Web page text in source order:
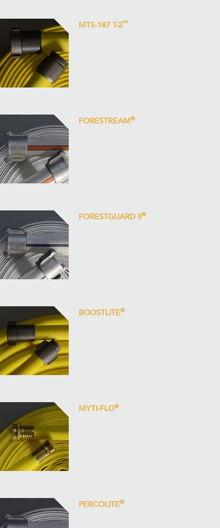
MTS-187 T-2™
FORESTREAM®
FORESTGUARD II®
BOOSTLITE®
MYTI-FLO®
PERCOLITE®